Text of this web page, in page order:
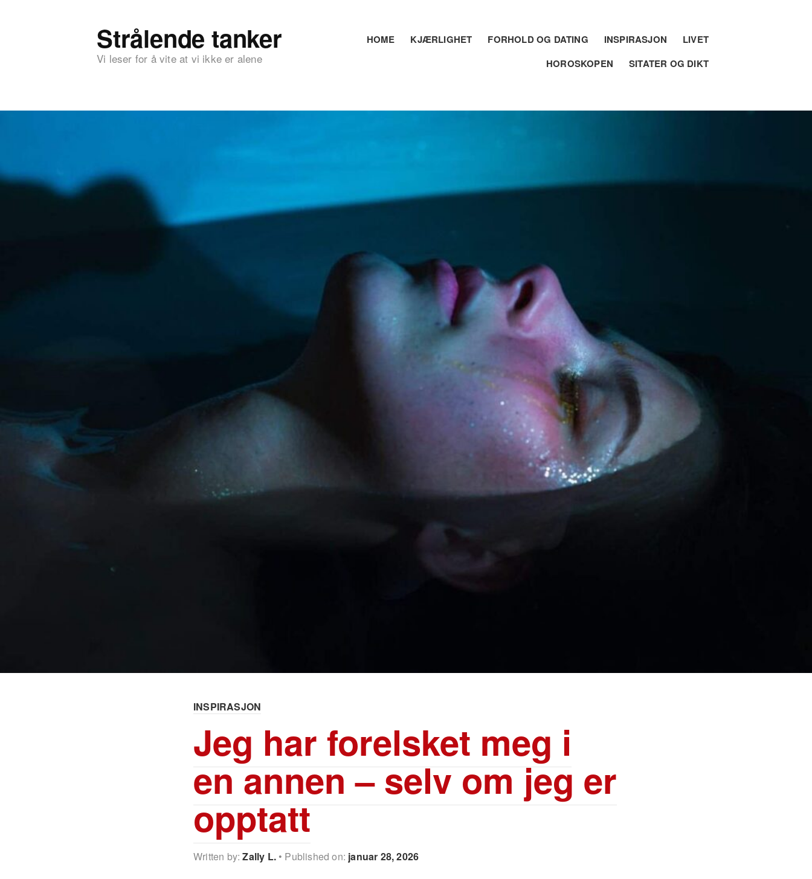
Strålende tanker
Vi leser for å vite at vi ikke er alene
HOME KJÆRLIGHET FORHOLD OG DATING INSPIRASJON
LIVET
HOROSKOPEN
SITATER OG DIKT
INSPIRASJON
Jeg har forelsket meg i
en annen – selv om jeg er
opptatt
Written by:Zally L. Published on: januar 28, 2026